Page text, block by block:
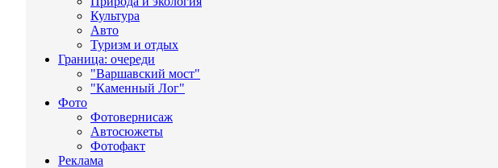
Культура
Авто
Туризм и отдых
Граница: очереди
"Варшавский мост"
"Каменный Лог"
Фото
Фотовернисаж
Автосюжеты
Фотофакт
Реклама